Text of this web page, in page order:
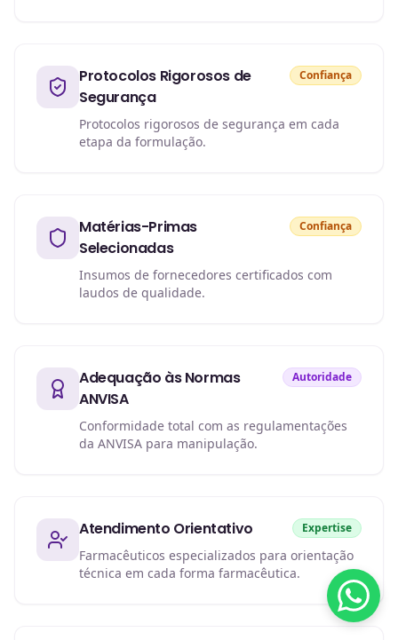
Protocolos Rigorosos de
Segurança
Confiança
Protocolos rigorosos de segurança em cada
etapa da formulação.
Matérias-Primas
Selecionadas
Confiança
Insumos de fornecedores certificados com
laudos de qualidade.
Adequação às Normas
ANVISA
Autoridade
Conformidade total com as regulamentações
da ANVISA para manipulação.
Atendimento Orientativo Expertise
Farmacêuticos especializados para orientação
técnica em cada forma farmacêutica.